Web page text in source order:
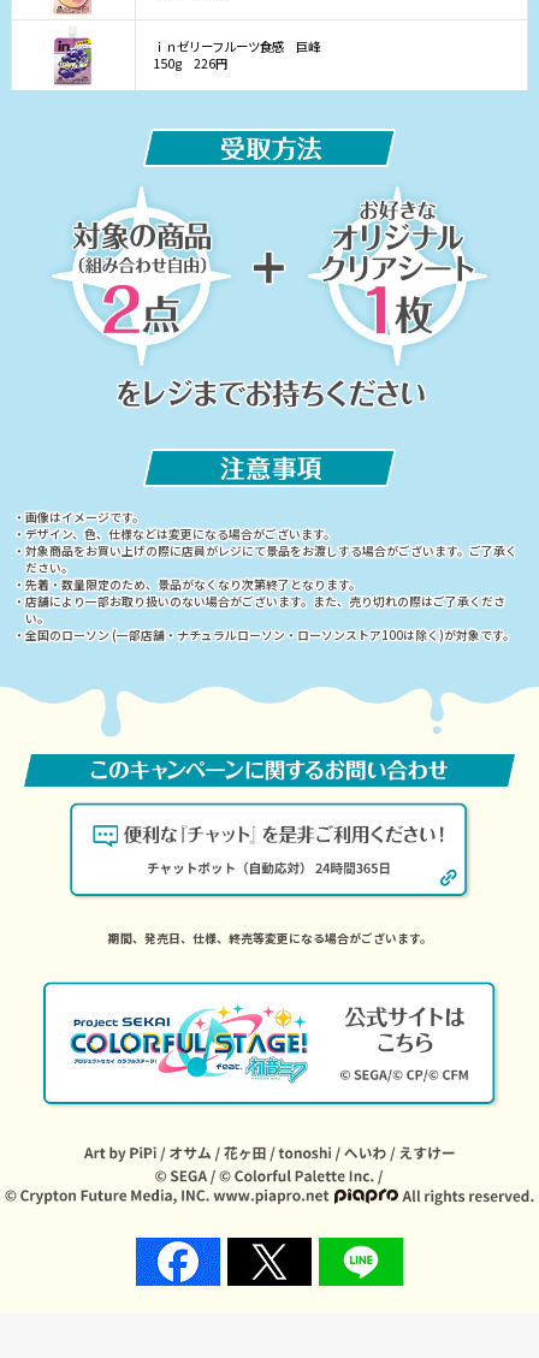
ｉｎゼリーフルーツ食感 巨峰
150g
226円
・画像はイメージです。
・デザイン、色、仕様などは変更になる場合がございます。
・対象商品をお買い上げの際に店員がレジにて景品をお渡しする場合がございます。ご了承く
ださい。
・先着・数量限定のため、景品がなくなり次第終了となります。
・店舗により一部お取り扱いのない場合がございます。また、売り切れの際はご了承くださ
い。
・全国のローソン (一部店舗・ナチュラルローソン・ローソンストア100は除く)が対象です。
期間、発売日、仕様、終売等変更になる場合がございます。